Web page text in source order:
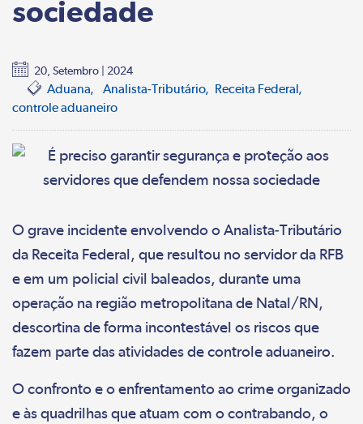
sociedade
20, Setembro | 2024
Aduana Analista-Tributário Receita Federal
controle aduaneiro
O grave incidente envolvendo o Analista-Tributário
da Receita Federal, que resultou no servidor da RFB
e em um policial civil baleados, durante uma
operação na região metropolitana de Natal/RN,
descortina de forma incontestável os riscos que
fazem parte das atividades de controle aduaneiro.
O confronto e o enfrentamento ao crime organizado
e às quadrilhas que atuam com o contrabando, o